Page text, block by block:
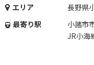
エリア
長野県
最寄り駅
小諸市
JR小海